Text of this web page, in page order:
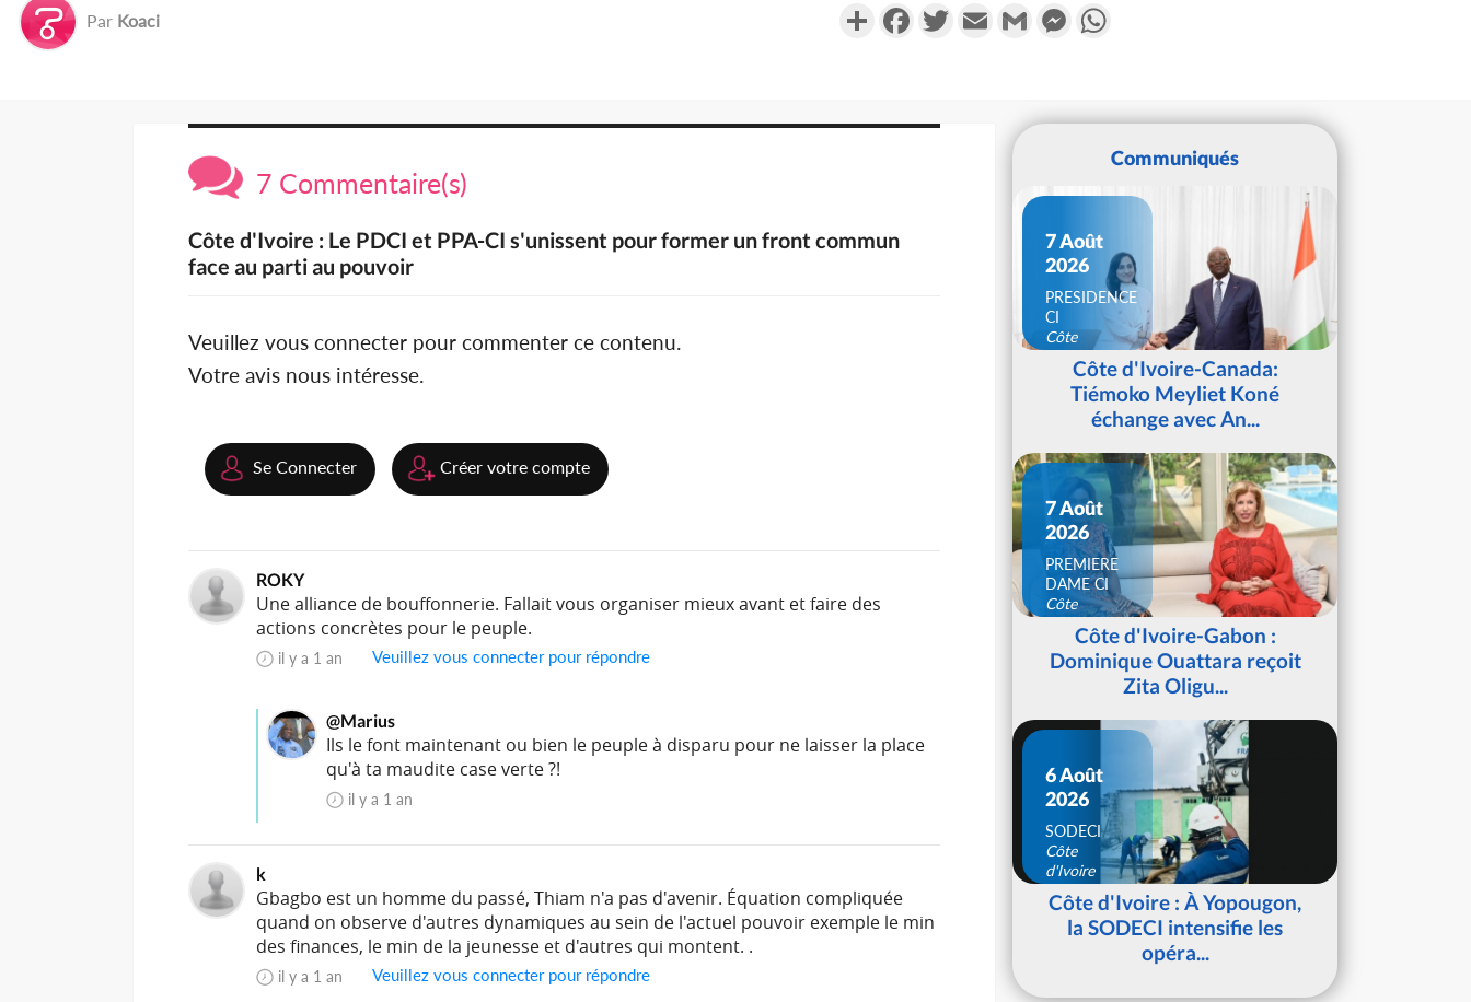
Par Koaci PartagerFacebookTwitterEmail Gmail Messenger
7 Commentaire(s)
Côte d'Ivoire : Le PDCI et PPA-CI s'unissent pour former un front commun
face au parti au pouvoir
Veuillez vous connecter pour commenter ce contenu.
Votre avis nous intéresse.
Se Connecter Créer votre compte
ROKY
Une alliance de bouffonnerie. Fallait vous organiser mieux avant et faire des
actions concrètes pour le peuple.
il y a 1 an Veuillez vous connecter pour répondre
@Marius
Ils le font maintenant ou bien le peuple à disparu pour ne laisser la place
qu'à ta maudite case verte ?!
il y a 1 an
k
Gbagbo est un homme du passé, Thiam n'a pas d'avenir. Équation compliquée
quand on observe d'autres dynamiques au sein de l'actuel pouvoir exemple le min
des finances, le min de la jeunesse et d'autres qui montent. .
il y a 1 an Veuillez vous connecter pour répondre
Communiqués
7 Août
2026
PRESIDENCE
CI
Côte
d'IvoireCôte d'Ivoire-Canada:
Tiémoko Meyliet Koné
échange avec An...
7 Août
2026
PREMIERE
DAME CI
Côte
d'IvoireCôte d'Ivoire-Gabon :
Dominique Ouattara reçoit
Zita Oligu...
6 Août
2026
SODECI
Côte
d'Ivoire
Côte d'Ivoire : À Yopougon,
la SODECI intensifie les
opéra...